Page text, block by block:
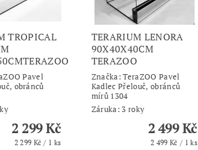
TROPICAL
Pavel
obránců
2 299 Kč
2 299 Kč / 1 ks
TERARIUM LENORA
90X40X40CM
TERAZOO
Značka:TeraZOO Pavel
Kadlec Přelouč, obránců
mírů 1304
Záruka: 3 roky
2 499 Kč
2 499 Kč / 1 ks